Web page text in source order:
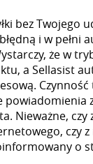
bez Twojego
i w pełni
że w
a Sellasist
powiadomienia
Nieważne, czy
czy
o